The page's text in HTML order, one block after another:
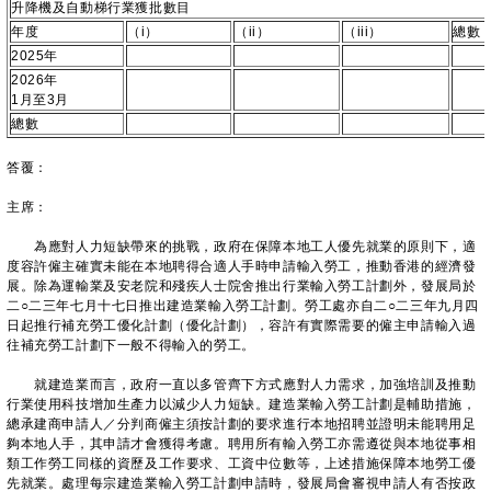
升降機及自動梯行業獲批數目
年度
（i） （ii） （iii）
總數
2025年
2026年
1月至3月
總數
答覆：
主席：
為應對人力短缺帶來的挑戰，政府在保障本地工人優先就業的原則下，適
度容許僱主確實未能在本地聘得合適人手時申請輸入勞工，推動香港的經濟發
展。除為運輸業及安老院和殘疾人士院舍推出行業輸入勞工計劃外，發展局於
二○二三年七月十七日推出建造業輸入勞工計劃。勞工處亦自二○二三年九月四
日起推行補充勞工優化計劃（優化計劃），容許有實際需要的僱主申請輸入過
往補充勞工計劃下一般不得輸入的勞工。
就建造業而言，政府一直以多管齊下方式應對人力需求，加強培訓及推動
行業使用科技增加生產力以減少人力短缺。建造業輸入勞工計劃是輔助措施，
總承建商申請人／分判商僱主須按計劃的要求進行本地招聘並證明未能聘用足
夠本地人手，其申請才會獲得考慮。聘用所有輸入勞工亦需遵從與本地從事相
類工作勞工同樣的資歷及工作要求、工資中位數等，上述措施保障本地勞工優
先就業。處理每宗建造業輸入勞工計劃申請時，發展局會審視申請人有否按政